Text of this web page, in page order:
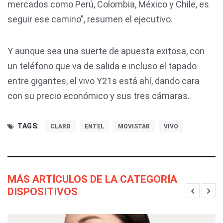
mercados como Perú, Colombia, México y Chile, es
seguir ese camino”, resumen el ejecutivo.
Y aunque sea una suerte de apuesta exitosa, con
un teléfono que va de salida e incluso el tapado
entre gigantes, el vivo Y21s está ahí, dando cara
con su precio económico y sus tres cámaras.
TAGS: CLARO ENTEL MOVISTAR VIVO
MÁS ARTÍCULOS DE LA CATEGORÍA
DISPOSITIVOS